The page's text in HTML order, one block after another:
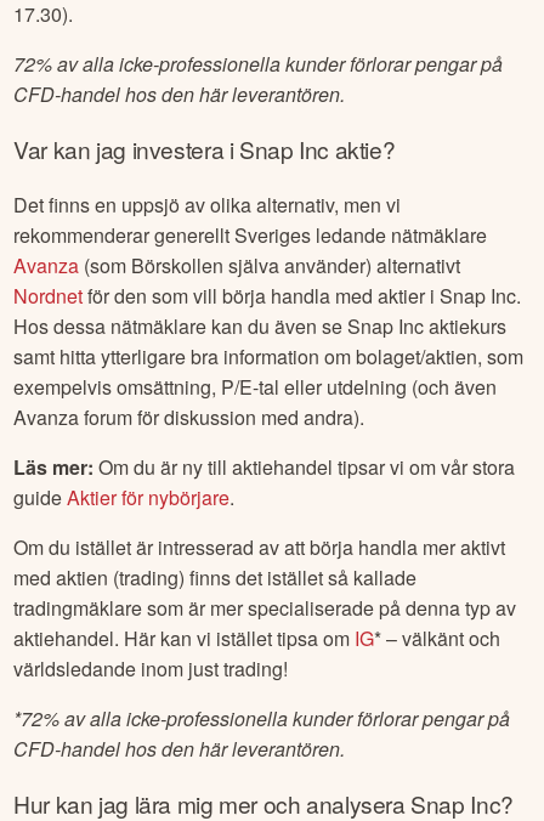
17.30).
72% av alla icke-professionella kunder förlorar pengar på
CFD-handel hos den här leverantören.
Var kan jag investera iSnap Inc aktie?
Det finns en uppsjö av olika alternativ, men vi
rekommenderar generellt Sveriges ledande nätmäklare
Avanza (som Börskollen själva använder) alternativt
Nordnetför den som vill börja handla med aktier iSnap Inc.
Hos dessa nätmäklare kan du även seSnap Incaktiekurs
samt hitta ytterligare bra information om bolaget/aktien, som
exempelvis omsättning, P/E-tal eller utdelning (och även
Avanza forum för diskussion med andra).
Läs mer: Om du är ny till aktiehandel tipsar vi om vår stora
guideAktier för nybörjare.
Om du istället är intresserad av att börja handla mer aktivt
med aktien (trading) finns det istället så kallade
tradingmäklare som är mer specialiserade på denna typ av
aktiehandel. Här kan vi istället tipsa om IG* – välkänt och
världsledande inom just trading!
*72% av alla icke-professionella kunder förlorar pengar på
CFD-handel hos den här leverantören.
Hur kan jag lära mig mer och analyseraSnap Inc?